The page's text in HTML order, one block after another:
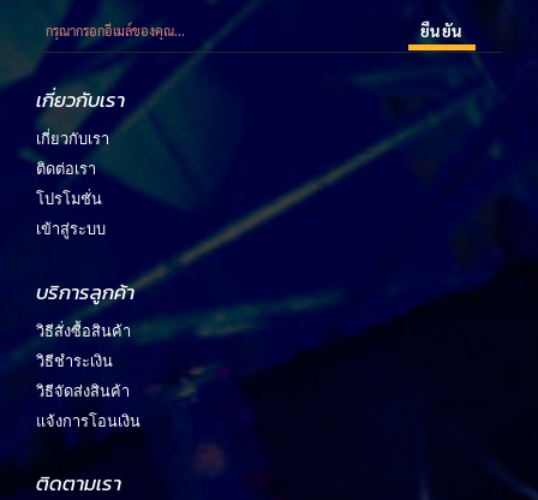
เกี่ยวกับเรา
เกี่ยวกับเรา
ติดต่อเรา
โปรโมชั่น
เข้าสู่ระบบ
บริการลูกค้า
วิธีสั่งซื้อสินค้า
วิธีชำระเงิน
วิธีจัดส่งสินค้า
แจ้งการโอนเงิน
ติดตามเรา